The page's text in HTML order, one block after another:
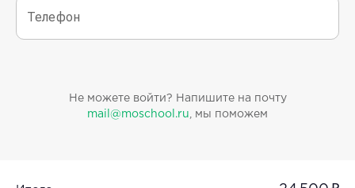
Телефон
Не можете войти? Напишите на почту
mail@moschool.ru , мы поможем